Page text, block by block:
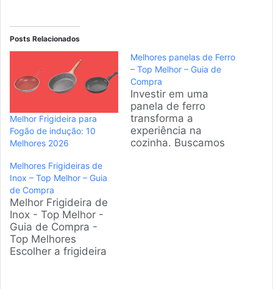
Posts Relacionados
Melhor Frigideira para
Fogão de indução: 10
Melhores 2026
Melhores panelas de Ferro
– Top Melhor – Guia de
Compra
Investir em uma
panela de ferro
transforma a
experiência na
cozinha. Buscamos
Melhores Frigideiras de
Inox – Top Melhor – Guia
de Compra
Melhor Frigideira de
Inox - Top Melhor -
Guia de Compra -
Top Melhores
Escolher a frigideira